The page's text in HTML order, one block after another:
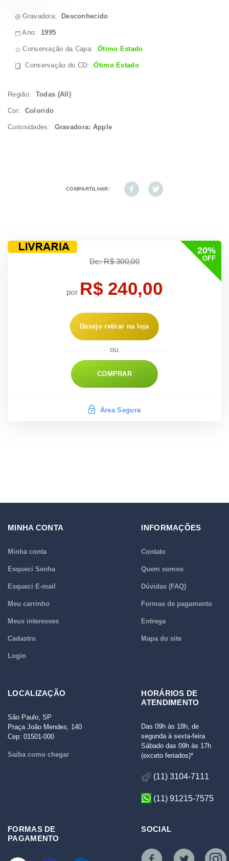
Gravadora: Desconhecido
Ano:1995
Conservação da Capa: Ótimo Estado
Conservação do CD:Ótimo Estado
Região: Todas (All)
Cor: Colorido
Curiosidades: Gravadora: Apple
COMPARTILHAR:
20%
OFF
De: R$ 300,00
por R$ 240,00
Desejo retirar na loja
COMPRAR
Área Segura
MINHA CONTA
Minha conta
Esqueci Senha
Esqueci E-mail
Meu carrinho
Meus interesses
Cadastro
Login
INFORMAÇÕES
Contato
Quem somos
Dúvidas (FAQ)
Formas de pagamento
Entrega
Mapa do site
LOCALIZAÇÃO
São Paulo, SP
Praça João Mendes, 140
Cep: 01501-000
Saiba como chegar
HORÁRIOS DE
ATENDIMENTO
Das 09h às 18h, de
segunda à sexta-feira
Sábado das 09h às 17h
(exceto feriados)*
(11) 3104-7111
(11) 91215-7575
FORMAS DE
PAGAMENTO
SOCIAL